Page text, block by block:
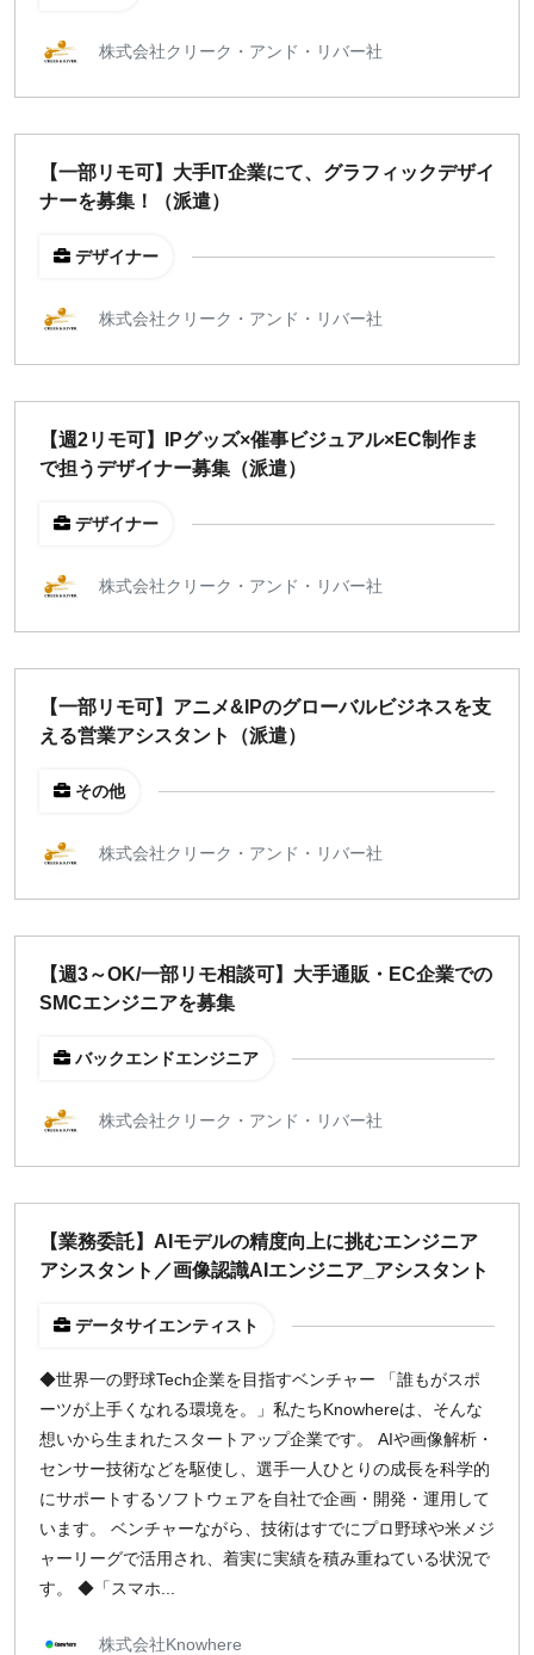
¥2,000 ¥3,000 ¥4,000 ¥5,000〜
株式会社クリーク・アンド・リバー社
【一部リモ可】大手IT企業にて、グラフィックデザイ
ナーを募集！（派遣）
デザイナー
株式会社クリーク・アンド・リバー社
【週2リモ可】IPグッズ×催事ビジュアル×EC制作ま
で担うデザイナー募集（派遣）
デザイナー
株式会社クリーク・アンド・リバー社
【一部リモ可】アニメ&IPのグローバルビジネスを支
える営業アシスタント（派遣）
その他
株式会社クリーク・アンド・リバー社
【週3～OK/一部リモ相談可】大手通販・EC企業での
SMCエンジニアを募集
バックエンドエンジニア
株式会社クリーク・アンド・リバー社
【業務委託】AIモデルの精度向上に挑むエンジニア
アシスタント／画像認識AIエンジニア_アシスタント
データサイエンティスト
◆世界一の野球Tech企業を目指すベンチャー 「誰もがスポ
ーツが上手くなれる環境を。」私たちKnowhereは、そんな
想いから生まれたスタートアップ企業です。 AIや画像解析・
センサー技術などを駆使し、選手一人ひとりの成長を科学的
にサポートするソフトウェアを自社で企画・開発・運用して
います。 ベンチャーながら、技術はすでにプロ野球や米メジ
ャーリーグで活用され、着実に実績を積み重ねている状況で
す。 ◆「スマホ...
株式会社Knowhere